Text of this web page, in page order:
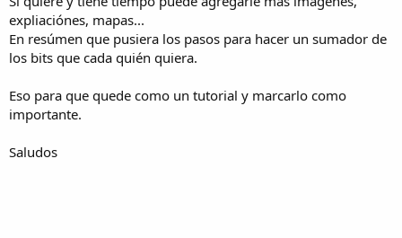
expliaciónes, mapas...
En resúmen que pusiera los pasos para hacer un sumador de
los bits que cada quién quiera.
Eso para que quede como un tutorial y marcarlo como
importante.
Saludos